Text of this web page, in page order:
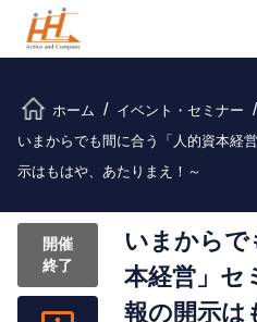
ホーム
イベント・セミナー
いまからでも間に合う「人的資本経
示はもはや、あたりまえ！～
開催
終了
いまからで
本経営」セ
報の開示は